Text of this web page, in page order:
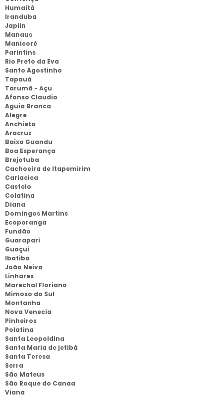
Humaitá
Iranduba
Japiin
Manaus
Manicoré
Parintins
Rio Preto da Eva
Santo Agostinho
Tapauá
Tarumã - Açu
Afonso Claudio
Aguia Branca
Alegre
Anchieta
Aracruz
Baixo Guandu
Boa Esperança
Brejotuba
Cachoeira de Itapemirim
Cariacica
Castelo
Colatina
Diana
Domingos Martins
Ecoporanga
Fundão
Guarapari
Guaçui
Ibatiba
João Neiva
Linhares
Marechal Floriano
Mimoso do Sul
Montanha
Nova Venecia
Pinheiros
Polatina
Santa Leopoldina
Santa Maria de jetibá
Santa Teresa
Serra
São Mateus
São Roque do Canaa
Viana